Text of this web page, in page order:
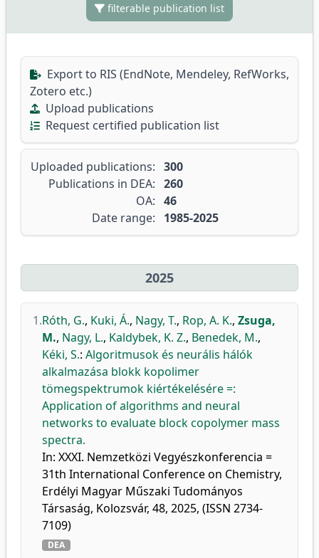
filterable publication list
Export to RIS (EndNote, Mendeley, RefWorks,
Zotero etc.)
Upload publications
Request certified publication list
Uploaded publications: 300
Publications in DEA: 260
OA: 46
Date range:
1985-2025
2025
1.Róth, G., Kuki, Á., Nagy, T., Rop, A. K., Zsuga,
M., Nagy, L., Kaldybek, K. Z., Benedek, M.,
Kéki, S.: Algoritmusok és neurális hálók
alkalmazása blokk kopolimer
tömegspektrumok kiértékelésére =:
Application of algorithms and neural
networks to evaluate block copolymer mass
spectra.
In: XXXI. Nemzetközi Vegyészkonferencia =
31th International Conference on Chemistry,
Erdélyi Magyar Műszaki Tudományos
Társaság, Kolozsvár, 48, 2025, (ISSN 2734-
7109)
DEA